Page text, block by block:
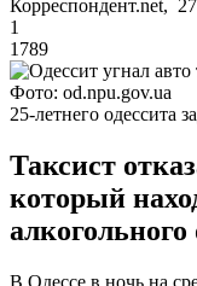
Корреспондент.net,
1
1789
Фото: od.npu.gov.ua
25-летнего одессита
Таксист
который
В Одессе в ночь на